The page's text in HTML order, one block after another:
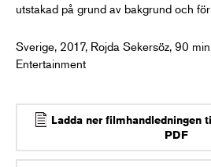
utstakad på grund av bakgrund och
Sverige, 2017, Rojda Sekersöz, 90
Entertainment
Ladda ner filmhandledningen
PDF